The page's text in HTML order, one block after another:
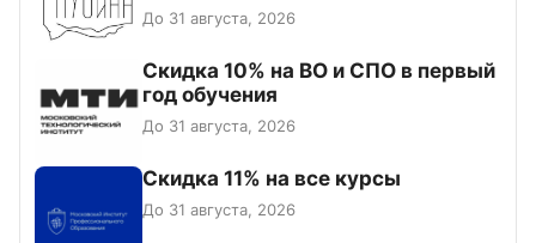
До 31 августа, 2026
Скидка 10% на ВО и СПО в первый
год обучения
До 31 августа, 2026
Скидка 11% на все курсы
До 31 августа, 2026